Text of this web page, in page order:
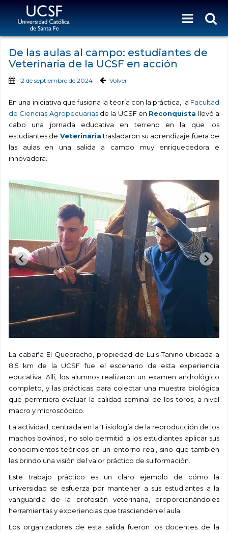
De las aulas al campo: estudiantes de
Veterinaria de la UCSF en acción
12 de septiembre de 2024 Volver
En una iniciativa que fusiona la teoría con la práctica, la Facultad
de Ciencias Agropecuariasde la UCSF en Reconquista llevó a
cabo una jornada educativa en terreno en la que los
estudiantes de Veterinariatrasladaron su aprendizaje fuera de
las aulas en una salida a campo muy enriquecedora e
innovadora.
La cabaña El Quebracho, propiedad de Luis Tanino ubicada a
8,5 km de la UCSF fue el escenario de esta experiencia
educativa. Allí, los alumnos realizaron un examen andrológico
completo, y las prácticas para colectar una muestra biológica
que permitiera evaluar la calidad seminal de los toros, a nivel
macro y microscópico.
La actividad, centrada en la ‘Fisiología de la reproducción de los
machos bovinos’, no solo permitió a los estudiantes aplicar sus
conocimientos teóricos en un entorno real, sino que también
les brindo una visión del valor práctico de su formación.
Este trabajo práctico es un claro ejemplo de cómo la
universidad se esfuerza por mantener a sus estudiantes a la
vanguardia de la profesión veterinaria, proporcionándoles
herramientas y experiencias que trascienden el aula.
Los organizadores de esta salida fueron los docentes de la